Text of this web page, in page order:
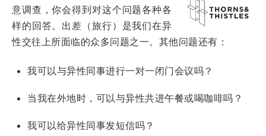
意调查，你会得到对这个问题各种各
样的回答。出差（旅行）是我们在异
性交往上所面临的众多问题之一。其他问题还有：
我可以与异性同事进行一对一闭门会议吗？
当我在外地时，可以与异性共进午餐或喝咖啡吗？
我可以给异性同事发短信吗？